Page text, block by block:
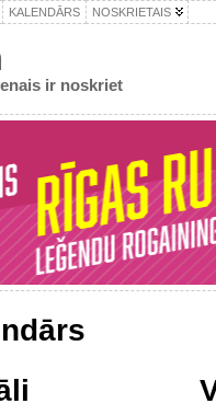
KALENDĀRS NOSKRIETAIS
ir noskriet